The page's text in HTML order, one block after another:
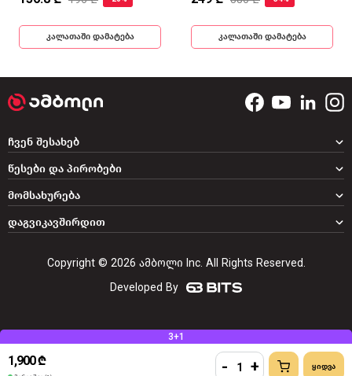
1,900 ₾ - +
3+1
კალათაში დამატება კალათაში დამატება
დაგვიკავშირდით
ჩვენ შესახებ
წესები და პირობები
მომსახურება
Copyright © 2026 ამბოლი Inc. All Rights Reserved.
Developed By